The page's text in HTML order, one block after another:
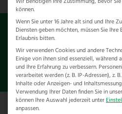
Sie sind hier:Referenzen
*geflecht
FEROX LIGHT ZAUN
GARTENZAUN
können.
Wenn Sie unter 16 Jahre alt sind und Ihre
Diensten geben möchten, müssen Sie
Erlaubnis bitten.
Wir verwenden Cookies und andere
Einige von ihnen sind essenziell, während
und Ihre Erfahrung zu verbessern.
verarbeitet werden (z. B. IP-Adressen), z.
Inhalte oder Anzeigen- und
Verwendung Ihrer Daten finden Sie in
können Ihre Auswahl jederzeit unter
anpassen.